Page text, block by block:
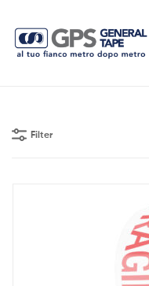
Filter